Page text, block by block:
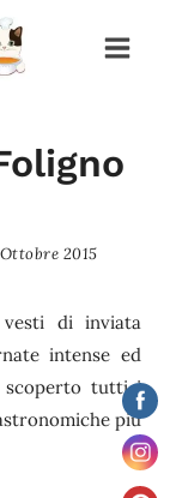
2015
di inviata
intense ed
scoperto tutti i
più